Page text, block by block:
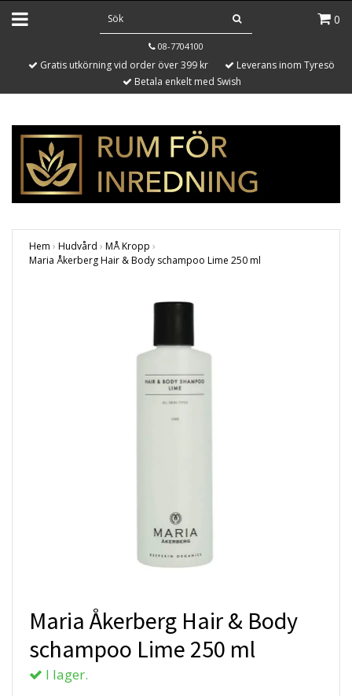
0
08-7704100
Gratis utkörning vid order över 399 kr
Leverans inom Tyresö
Betala enkelt med Swish
Hem › Hudvård › MÅ Kropp ›
Maria Åkerberg Hair & Body schampoo Lime 250 ml
Maria Åkerberg Hair & Body
schampoo Lime 250 ml
I lager.